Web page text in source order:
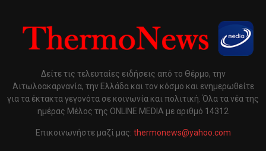
Δείτε τις τελευταίες ειδήσεις από το Θέρμο, την
Αιτωλοακαρνανία, την Ελλάδα και τον κόσμο και ενημερωθείτε
για τα έκτακτα γεγονότα σε κοινωνία και πολιτική. Όλα τα νέα της
ημέρας Μέλος της ONLINE MEDIA με αριθμό 14312
Επικοινωνήστε μαζί μας: thermonews@yahoo.com